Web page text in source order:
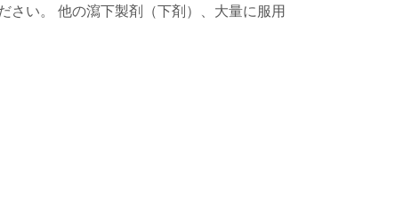
さい。 他の瀉下製剤（下剤）、大量に服用